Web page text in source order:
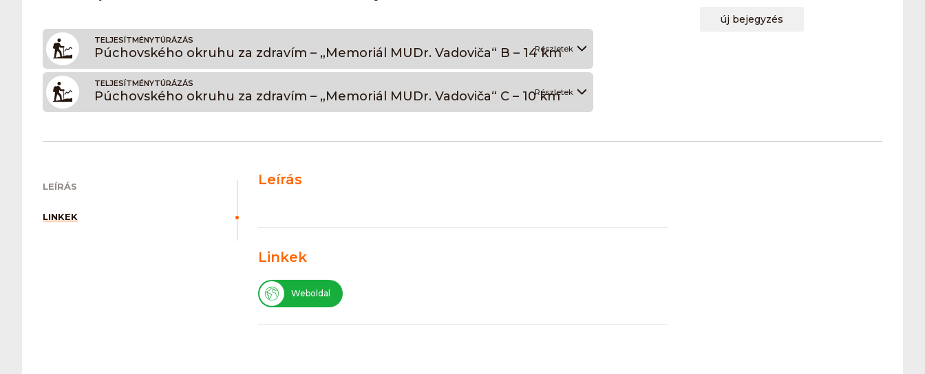
TELJESÍTMÉNYTÚRÁZÁS
Púchovského okruhu za zdravím – „Memoriál MUDr. Vadoviča“ B – 14 km
Részletek
TELJESÍTMÉNYTÚRÁZÁS
Púchovského okruhu za zdravím – „Memoriál MUDr. Vadoviča“ C – 10 km
Részletek
új bejegyzés
LEÍRÁS
LINKEK
Leírás
Linkek
Weboldal